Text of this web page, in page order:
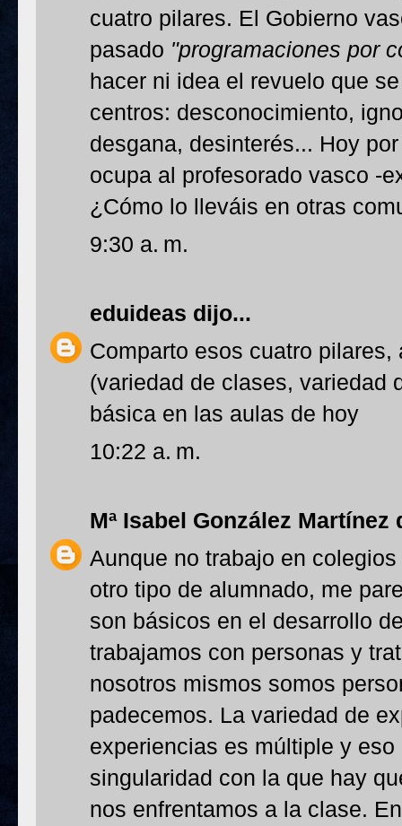
cuatro pilares. El Gobierno
pasado "programaciones por
hacer ni idea el revuelo que
centros: desconocimiento,
desgana, desinterés... Hoy
ocupa al profesorado vasco -
¿Cómo lo lleváis en otras
9:30 a. m.
eduideas dijo...
Comparto esos cuatro
(variedad de clases, variedad
básica en las aulas de hoy
10:22 a. m.
Mª Isabel González Martínez
Aunque no trabajo en
otro tipo de alumnado, me
son básicos en el desarrollo
trabajamos con personas y
nosotros mismos somos
padecemos. La variedad de
experiencias es múltiple y
singularidad con la que hay
nos enfrentamos a la clase.